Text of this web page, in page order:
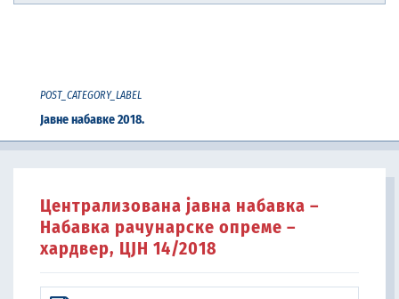
POST_CATEGORY_LABEL
Јавне набавке 2018.
Централизована јавна набавка –
Набавка рачунарске опреме –
хардвер, ЦЈН 14/2018